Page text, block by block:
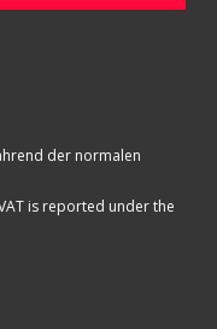
der normalen
is reported under the